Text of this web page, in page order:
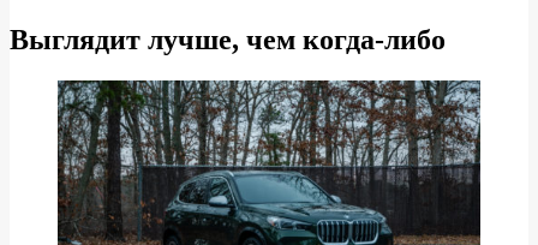
Выглядит лучше, чем когда-либо